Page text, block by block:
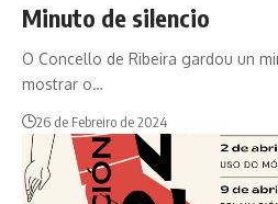
Minuto de silencio
O Concello de Ribeira gardou un
mostrar o…
26 de Febreiro de 2024